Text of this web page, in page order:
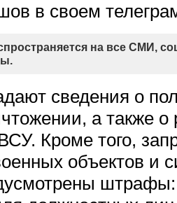
в своем
на все СМИ,
сведения о
а также о
Кроме того,
объектов и